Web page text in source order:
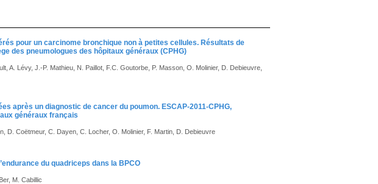
pour un carcinome bronchique non à petites cellules. Résultats de
des pneumologues des hôpitaux généraux (CPHG)
A. Lévy, J.-P. Mathieu, N. Paillot, F.C. Goutorbe, P. Masson, O. Molinier, D. Debieuvre,
après un diagnostic de cancer du poumon. ESCAP-2011-CPHG,
généraux français
D. Coëtmeur, C. Dayen, C. Locher, O. Molinier, F. Martin, D. Debieuvre
du quadriceps dans la BPCO
M. Cabillic